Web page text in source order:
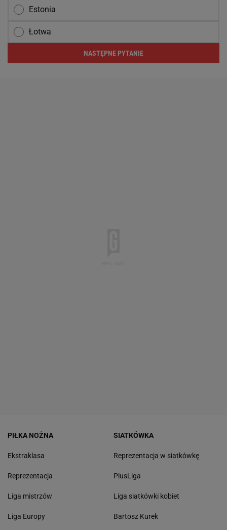
Estonia
Łotwa
NASTĘPNE PYTANIE
PIŁKA NOŻNA
Ekstraklasa
Reprezentacja
Liga mistrzów
Liga Europy
SIATKÓWKA
Reprezentacja w siatkówkę
PlusLiga
Liga siatkówki kobiet
Bartosz Kurek